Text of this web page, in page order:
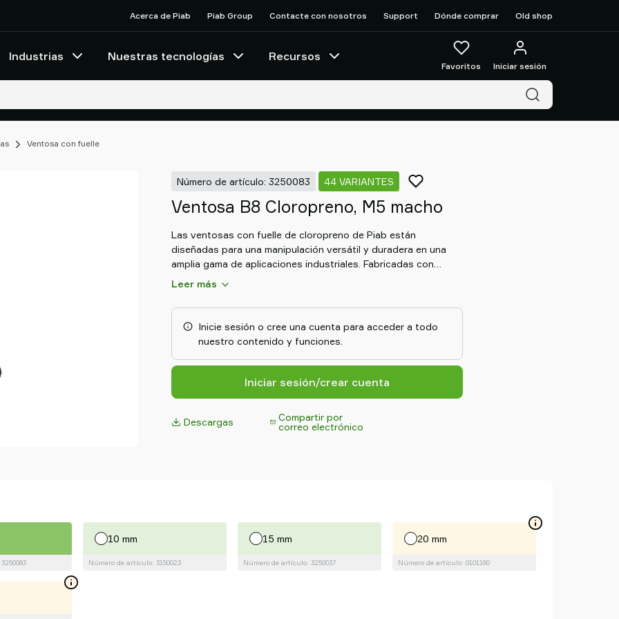
Acerca de Piab Piab Group Contacte con nosotros Support Dónde comprar Old shop
Industrias Nuestras tecnologías Recursos
Favoritos Iniciar sesión
Ventosa con fuelle
Número de artículo: 3250083 44 VARIANTES
Ventosa B8 Cloropreno, M5 macho
Las ventosas con fuelle de cloropreno de Piab están
diseñadas para una manipulación versátil y duradera en una
amplia gama de aplicaciones industriales. Fabricadas con
caucho de cloropreno de alta calidad, estas ventosas ofrecen
abrasión. Su fuelle flexible se adapta a superficies irregulares
y curvas, compensando las diferencias de altura y
garantizando un agarre seguro. Ideales para automoción,
envase y embalaje y fabricación general, ofrecen un
rendimiento constante y duradero en entornos exigentes.
Leer más
Inicie sesión o cree una cuenta para acceder a todo
nuestro contenido y funciones.
Iniciar sesión/crear cuenta
Descargas
Compartir por
correo electrónico
10 mm
Número de artículo: 3150023
15 mm
Número de artículo: 3250037
20 mm
Número de artículo: 0101160